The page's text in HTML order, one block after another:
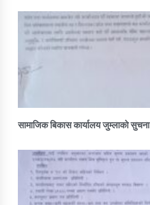
सामाजिक बिकास कार्यालय जुम्लाकाे सुचना